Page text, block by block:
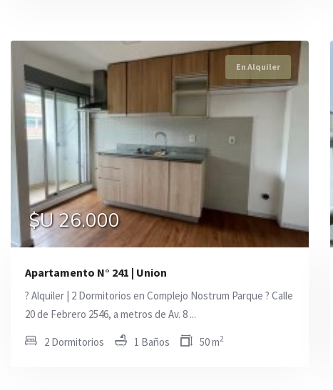
En Alquiler
$U 26.000
Apartamento N° 241 | Union
? Alquiler | 2 Dormitorios en Complejo Nostrum Parque ? Calle
20 de Febrero 2546, a metros de Av. 8 ...
2 Dormitorios 1 Baños 50 m2
En Alquiler
$U 45.000
En Alquiler
$U 27.000